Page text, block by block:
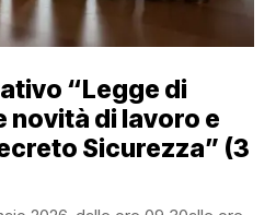
“Legge di
novità di lavoro e
Sicurezza” (3